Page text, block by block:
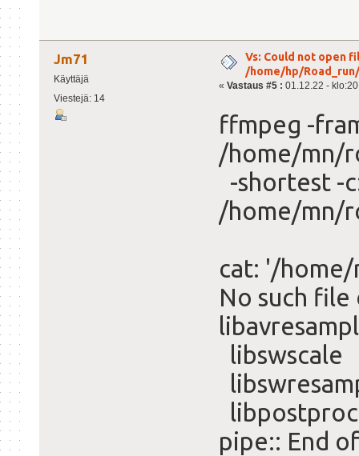
Jm71
Käyttäjä
Viestejä: 14
Vs: Could not open
/home/hp/
« Vastaus #5 : 01.12.22 -
ffmpeg -
/home/mn/
-shortest -
/home/mn/
cat: '/
No such
pipe:: End